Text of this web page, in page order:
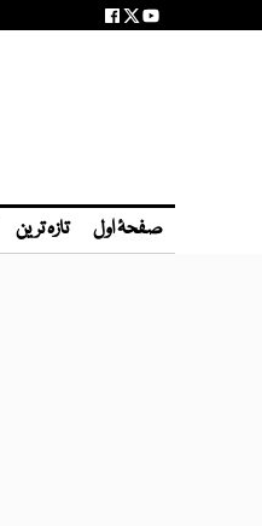
صفحۂ اول تازہ ترین